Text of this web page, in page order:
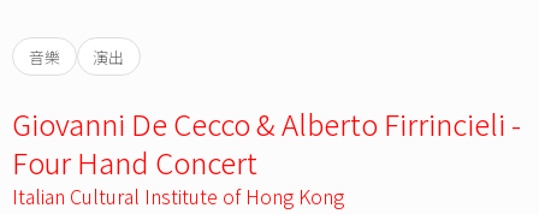
音樂 演出
Giovanni De Cecco & Alberto Firrincieli -
Four Hand Concert
Italian Cultural Institute of Hong Kong